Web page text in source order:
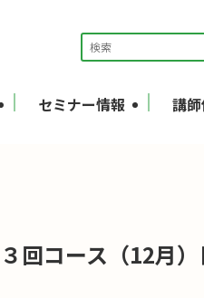
セミナー情報 講
回コース（12月